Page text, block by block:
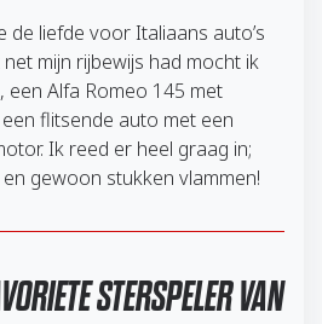
de liefde voor Italiaans auto’s
mijn rijbewijs had mocht ik
een Alfa Romeo 145 met
flitsende auto met een
Ik reed er heel graag in;
gewoon stukken vlammen!
STERSPELER VAN